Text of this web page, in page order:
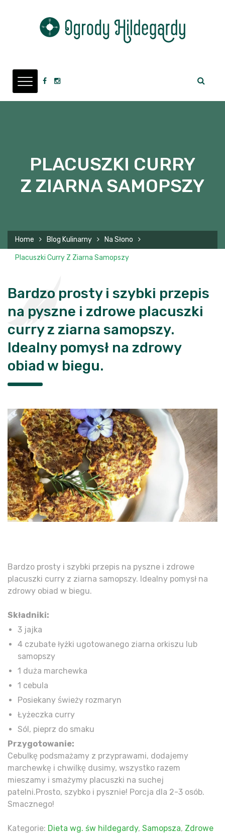
PLACUSZKI CURRY
Z ZIARNA SAMOPSZY
Home Blog Kulinarny Na Słono
Placuszki Curry Z Ziarna Samopszy
Bardzo prosty i szybki przepis
na pyszne i zdrowe placuszki
curry z ziarna samopszy.
Idealny pomysł na zdrowy
obiad w biegu.
Bardzo prosty i szybki przepis na pyszne i zdrowe
placuszki curry z ziarna samopszy. Idealny pomysł na
zdrowy obiad w biegu.
Składniki:
3 jajka
4 czubate łyżki ugotowanego ziarna orkiszu lub
samopszy
1 duża marchewka
1 cebula
Posiekany świeży rozmaryn
Łyżeczka curry
Sól, pieprz do smaku
Przygotowanie:
Cebulkę podsmażamy z przyprawami, dodajemy
marchewkę i chwilkę dusimy, wszystko razem
mieszamy i smażymy placuszki na suchej
patelni.Prosto, szybko i pysznie! Porcja dla 2-3 osób.
Smacznego!
Kategorie: Dieta wg. św hildegardy, Samopsza, Zdrowe